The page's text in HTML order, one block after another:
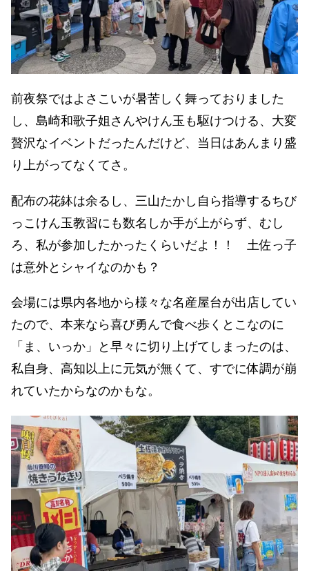
前夜祭ではよさこいが暑苦しく舞っておりました
し、島崎和歌子姐さんやけん玉も駆けつける、大変
贅沢なイベントだったんだけど、当日はあんまり盛
り上がってなくてさ。
配布の花鉢は余るし、三山たかし自ら指導するちび
っこけん玉教習にも数名しか手が上がらず、むし
ろ、私が参加したかったくらいだよ！！ 土佐っ子
は意外とシャイなのかも？
会場には県内各地から様々な名産屋台が出店してい
たので、本来なら喜び勇んで食べ歩くとこなのに
「ま、いっか」と早々に切り上げてしまったのは、
私自身、高知以上に元気が無くて、すでに体調が崩
れていたからなのかもな。